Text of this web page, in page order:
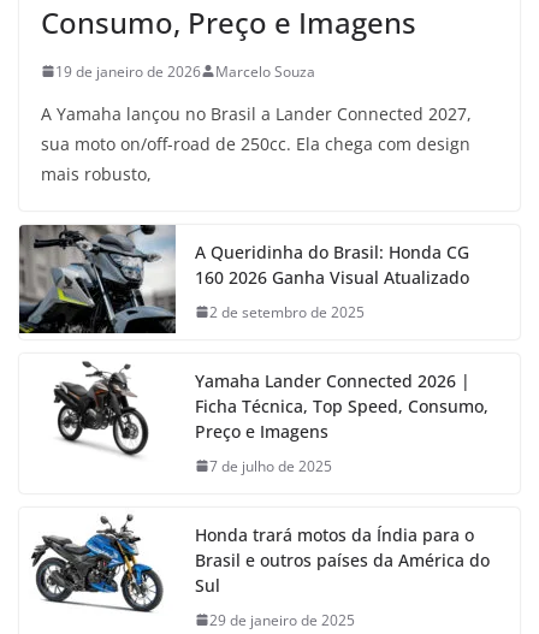
Consumo, Preço e Imagens
19 de janeiro de 2026 Marcelo Souza
A Yamaha lançou no Brasil a Lander Connected 2027,
sua moto on/off-road de 250cc. Ela chega com design
mais robusto,
A Queridinha do Brasil: Honda CG
160 2026 Ganha Visual Atualizado
2 de setembro de 2025
Yamaha Lander Connected 2026 |
Ficha Técnica, Top Speed, Consumo,
Preço e Imagens
7 de julho de 2025
Honda trará motos da Índia para o
Brasil e outros países da América do
Sul
29 de janeiro de 2025